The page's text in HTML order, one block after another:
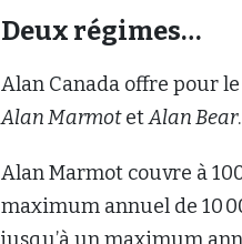
Deux régimes…
Alan Canada offre pour
Alan MarmotetAlan Bear.
Alan Marmot couvre à
maximum annuel de 10